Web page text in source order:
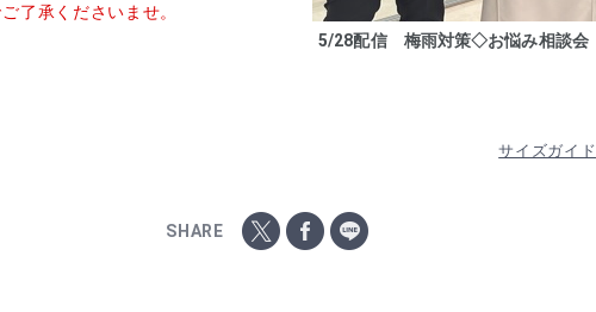
了承くださいませ。
5/28配信 梅雨対策◇お悩み相談会
サイズガイド
SHARE